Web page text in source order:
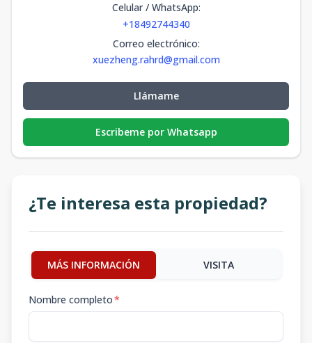
Celular / WhatsApp:
+18492744340
Correo electrónico:
xuezheng.rahrd@gmail.com
Llámame
Escribeme por Whatsapp
¿Te interesa esta propiedad?
MÁS INFORMACIÓN VISITA
Nombre completo*